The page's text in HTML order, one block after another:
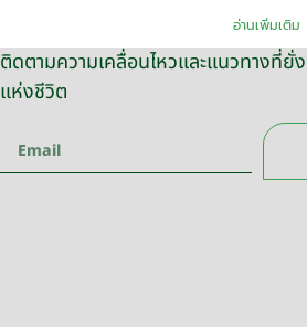
อ่านเพิ่มเติม
ติดตามความเคลื่อนไหวและแนวทางที่
แห่งชีวิต